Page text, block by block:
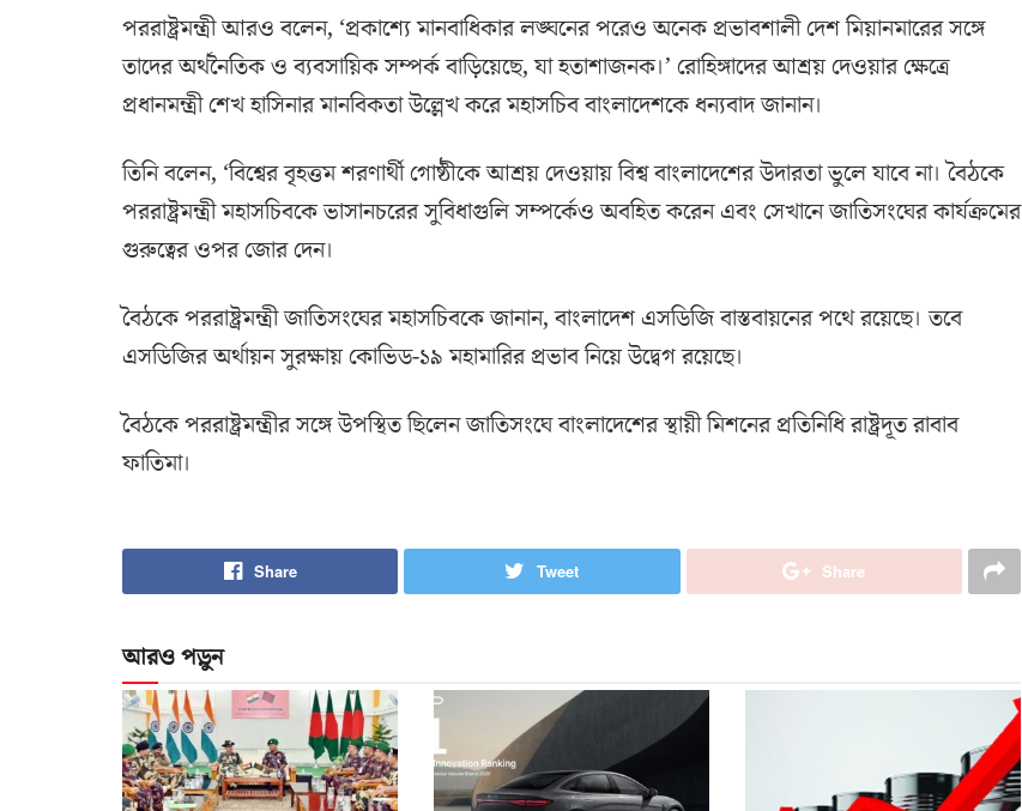
পররাষ্ট্রমন্ত্রী আরও বলেন, ‘প্রকাশ্যে মানবাধিকার লঙ্ঘনের পরেও অনেক প্রভাবশালী দেশ মিয়ানমারের সঙ্গে
তাদের অর্থনৈতিক ও ব্যবসায়িক সম্পর্ক বাড়িয়েছে, যা হতাশাজনক।’ রোহিঙ্গাদের আশ্রয় দেওয়ার ক্ষেত্রে
প্রধানমন্ত্রী শেখ হাসিনার মানবিকতা উল্লেখ করে মহাসচিব বাংলাদেশকে ধন্যবাদ জানান।
তিনি বলেন, ‘বিশ্বের বৃহত্তম শরণার্থী গোষ্ঠীকে আশ্রয় দেওয়ায় বিশ্ব বাংলাদেশের উদারতা ভুলে যাবে না। বৈঠকে
পররাষ্ট্রমন্ত্রী মহাসচিবকে ভাসানচরের সুবিধাগুলি সম্পর্কেও অবহিত করেন এবং সেখানে জাতিসংঘের কার্যক্রমের
গুরুত্বের ওপর জোর দেন।
বৈঠকে পররাষ্ট্রমন্ত্রী জাতিসংঘের মহাসচিবকে জানান, বাংলাদেশ এসডিজি বাস্তবায়নের পথে রয়েছে। তবে
এসডিজির অর্থায়ন সুরক্ষায় কোভিড-১৯ মহামারির প্রভাব নিয়ে উদ্বেগ রয়েছে।
বৈঠকে পররাষ্ট্রমন্ত্রীর সঙ্গে উপস্থিত ছিলেন জাতিসংঘে বাংলাদেশের স্থায়ী মিশনের প্রতিনিধি রাষ্ট্রদূত রাবাব
ফাতিমা।
Share Tweet Share
আরও পড়ুন